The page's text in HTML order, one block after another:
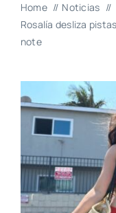
Home
Noticias
Rosalía desliza
note